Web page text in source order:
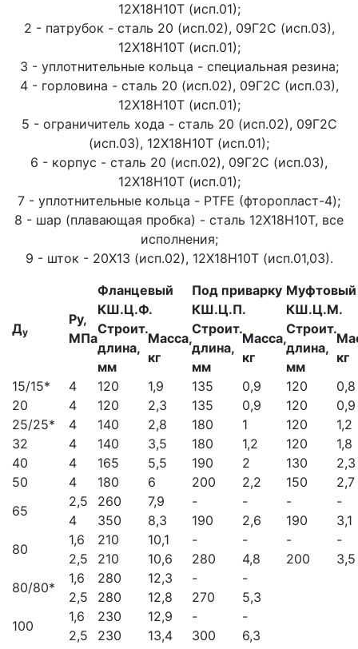
12Х18Н10Т (исп.01);
2 - патрубок - сталь 20 (исп.02), 09Г2С (исп.03),
12Х18Н10Т (исп.01);
3 - уплотнительные кольца - специальная резина;
4 - горловина - сталь 20 (исп.02), 09Г2С (исп.03),
12Х18Н10Т (исп.01);
5 - ограничитель хода - сталь 20 (исп.02), 09Г2С
(исп.03), 12Х18Н10Т (исп.01);
6 - корпус - сталь 20 (исп.02), 09Г2С (исп.03),
12Х18Н10Т (исп.01);
7 - уплотнительные кольца - PTFE (фторопласт-4);
8 - шар (плавающая пробка) - сталь 12Х18Н10Т, все
исполнения;
9 - шток - 20Х13 (исп.02), 12Х18Н10Т (исп.01,03).
Ду
Ру,
МПа
Фланцевый
КШ.Ц.Ф.
Под приварку
КШ.Ц.П.
Муфтовый
КШ.Ц.М.
Строит.
длина,
мм
Масса,
кг
Строит.
длина,
мм
Масса,
кг
Строит.
длина,
мм
кг
15/15*
4 120 1,9 135 0,9 120
0,8
20
4 120 2,3 135 0,9 120
0,9
25/25*
4 140 2,8 180 1 120
1,2
32
4 140 3,5 180 1,2 120
1,8
40
4 165 5,5 190 2 130
2,3
50
4 180 6 200 2,2 150
2,7
65
2,5 260 7,9 - - -
-
4
350 8,3 190 2,6 190
3,1
80
1,6 210 10,1 - - -
-
2,5
210 10,6 280 4,8 200
3,5
80/80*
1,6 280 12,3 -
-
2,5
280 12,8 270
5,3
100
1,6 230 12,9 -
-
2,5
230 13,4 300
6,3